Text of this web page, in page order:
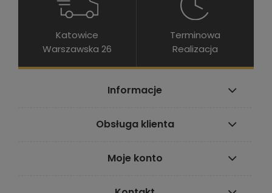
Katowice
Warszawska 26
Terminowa
Realizacja
Informacje
Obsługa klienta
Moje konto